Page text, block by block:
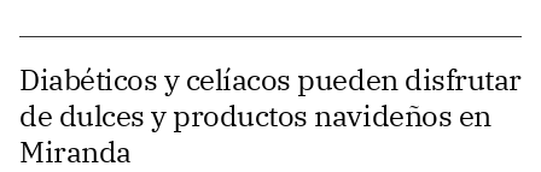
Diabéticos y celíacos pueden disfrutar
de dulces y productos navideños en
Miranda